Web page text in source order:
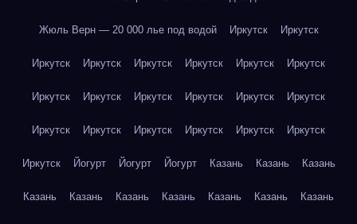
Жюль Верн — 20 000 лье под водой Иркутск Иркутск
Иркутск Иркутск Иркутск Иркутск Иркутск Иркутск
Иркутск Иркутск Иркутск Иркутск Иркутск Иркутск
Иркутск Иркутск Иркутск Иркутск Иркутск Иркутск
Иркутск Йогурт Йогурт Йогурт Казань Казань Казань
Казань Казань Казань Казань Казань Казань Казань